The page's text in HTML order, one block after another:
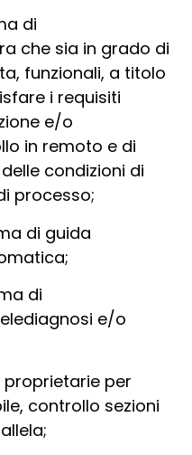
di
che sia in grado di
funzionali, a titolo
i requisiti
e/o
in remoto e di
condizioni di
processo;
di guida
di
e/o
proprietarie per
controllo sezioni